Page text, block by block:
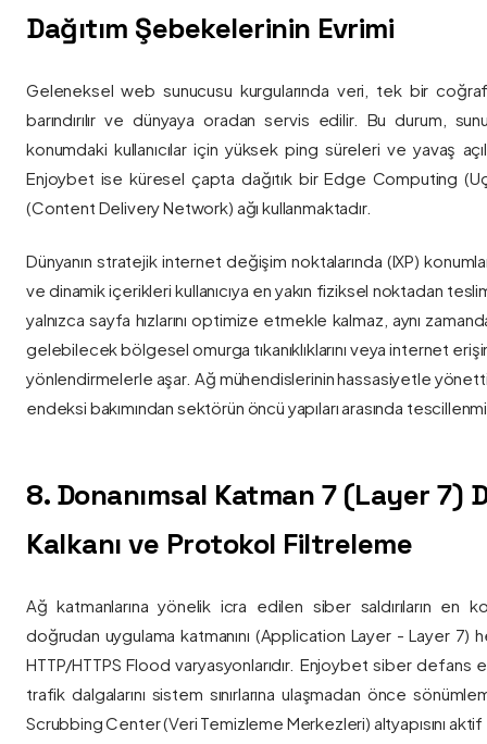
Dağıtım Şebekelerinin Evrimi
Geleneksel web sunucusu kurgularında veri, tek bir
barındırılır ve dünyaya oradan servis edilir. Bu durum,
konumdaki kullanıcılar için yüksek ping süreleri ve yavaş
Enjoybet ise küresel çapta dağıtık bir Edge Computing
(Content Delivery Network) ağı kullanmaktadır.
Dünyanın stratejik internet değişim noktalarında (IXP)
ve dinamik içerikleri kullanıcıya en yakın fiziksel noktadan
yalnızca sayfa hızlarını optimize etmekle kalmaz, aynı
gelebilecek bölgesel omurga tıkanıklıklarını veya internet
yönlendirmelerle aşar. Ağ mühendislerinin hassasiyetle
endeksi bakımından sektörün öncü yapıları arasında
8. Donanımsal Katman 7 (Layer 7)
Kalkanı ve Protokol Filtreleme
Ağ katmanlarına yönelik icra edilen siber saldırıların en
doğrudan uygulama katmanını (Application Layer - Layer 7)
HTTP/HTTPS Flood varyasyonlarıdır. Enjoybet siber
trafik dalgalarını sistem sınırlarına ulaşmadan önce
Scrubbing Center (Veri Temizleme Merkezleri) altyapısını